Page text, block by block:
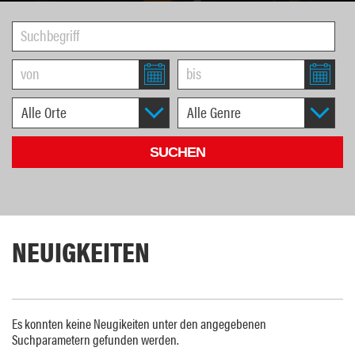
NEUIGKEITEN
Es konnten keine Neugikeiten unter den angegebenen
Suchparametern gefunden werden.